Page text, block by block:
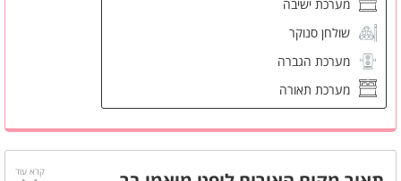
מערכת ישיבה
שולחן סנוקר
מערכת הגברה
מערכת תאורה
מקרן
מסך LCD
קיימים 2 קרא עוד